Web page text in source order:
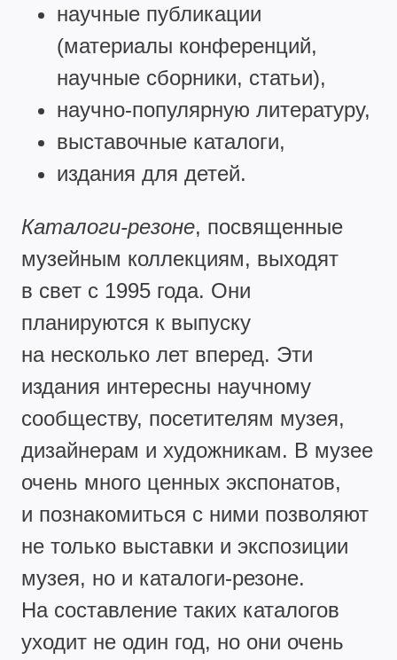
научные публикации
(материалы конференций,
научные сборники, статьи),
научно-популярную литературу,
выставочные каталоги,
издания для детей.
Каталоги-резоне, посвященные
музейным коллекциям, выходят
в свет с 1995 года. Они
планируются к выпуску
на несколько лет вперед. Эти
издания интересны научному
сообществу, посетителям музея,
дизайнерам и художникам. В музее
очень много ценных экспонатов,
и познакомиться с ними позволяют
не только выставки и экспозиции
музея, но и каталоги-резоне.
На составление таких каталогов
уходит не один год, но они очень